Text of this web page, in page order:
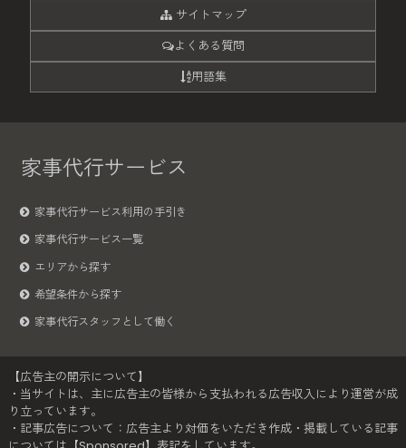
サイトマップ
よくある質問
用語集
家事代行サービス
家事代行サービス利用の手引き
家事代行サービス一覧
エリアから探す
希望条件から探す
家事代行スタッフとして働く
【広告主の開示について】
・当サイトは、主に広告主の皆様から支払われる広告収入により運営が成
り立っています。
・記事広告について：広告主より対価をいただき作成・掲載している記事